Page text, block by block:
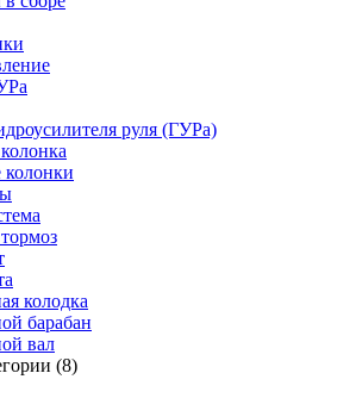
руля (ГУРа)
колонки
колодка
барабан
вал
(8)